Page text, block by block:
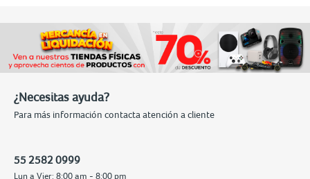
¿Necesitas ayuda?
Para más información contacta atención a cliente
55 2582 0999
Lun a Vier: 8:00 am - 8:00 pm